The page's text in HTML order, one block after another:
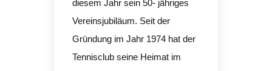
diesem Jahr sein 50- jähriges
Vereinsjubiläum. Seit der
Gründung im Jahr 1974 hat der
Tennisclub seine Heimat im